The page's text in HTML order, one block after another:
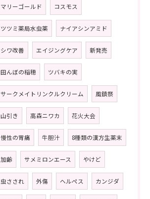
マリーゴールド コスモス
ツツミ薬局水虫薬 ナイアシンアミド
シワ改善 エイジングケア 新発売
田んぼの稲穂 ツバキの実
サークメイトリンクルクリーム 風鎮祭
山引き 高森ニワカ 花火大会
慢性の胃痛 牛胆汁 8種類の漢方生薬末
加齢 サメミロンエース やけど
虫さされ 外傷 ヘルペス カンジダ